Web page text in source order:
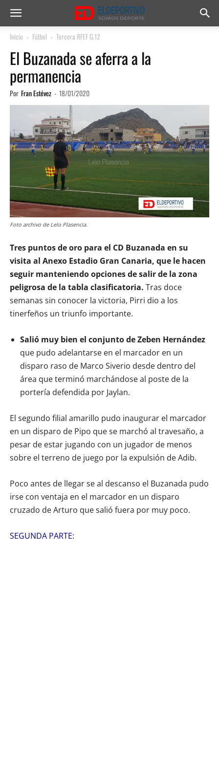
Inicio Fútbol Tercera RFEF G.12
El Buzanada se aferra a la
permanencia
Por Fran Estévez - 18/01/2020
Foto archivo de Lelo Plasencia.
Tres puntos de oro para el CD Buzanada en su
visita al Anexo Estadio Gran Canaria, que le hacen
seguir manteniendo opciones de salir de la zona
peligrosa de la tabla clasificatoria. Tras doce
semanas sin conocer la victoria, Pirri dio a los
tinerfeños un triunfo importante.
Salió muy bien el conjunto de Zeben Hernández
que pudo adelantarse en el marcador en un
disparo raso de Marco Siverio desde dentro del
área que terminó marchándose al poste de la
portería defendida por Jaylan.
El segundo filial amarillo pudo inaugurar el marcador
en un disparo de Pipo que se marchó al travesaño, a
pesar de estar jugando con un jugador de menos
sobre el terreno de juego por la expulsión de Adib.
Poco antes de llegar se al descanso el Buzanada pudo
irse con ventaja en el marcador en un disparo
cruzado de Arturo que salió fuera por muy poco.
SEGUNDA PARTE: